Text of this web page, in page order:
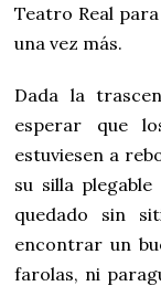
Teatro Real
una vez más.
Dada la
esperar que
estuviesen a
su silla
quedado sin
encontrar un
farolas, ni